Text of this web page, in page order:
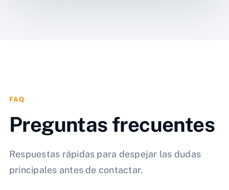
FAQ
Preguntas frecuentes
Respuestas rápidas para despejar las dudas
principales antes de contactar.